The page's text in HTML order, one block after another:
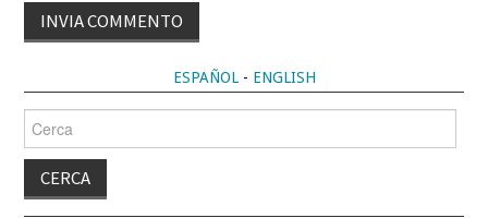
ESPAÑOL- ENGLISH
per: